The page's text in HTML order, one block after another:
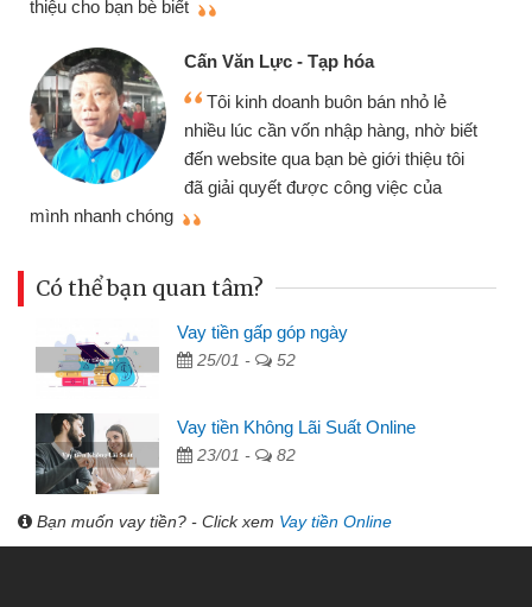
thiệu cho bạn bè biết
Cấn Văn Lực - Tạp hóa
Tôi kinh doanh buôn bán nhỏ lẻ
nhiều lúc cần vốn nhập hàng, nhờ biết
đến website qua bạn bè giới thiệu tôi
đã giải quyết được công việc của
mình nhanh chóng
Có thể bạn quan tâm?
Vay tiền gấp góp ngày
25/01 - 52
Vay tiền Không Lãi Suất Online
23/01 - 82
Bạn muốn vay tiền? - Click xem Vay tiền Online